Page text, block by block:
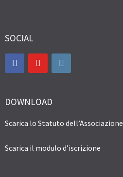
SOCIAL
DOWNLOAD
Scarica lo Statuto dell’Associazione
Scarica il modulo d’iscrizione